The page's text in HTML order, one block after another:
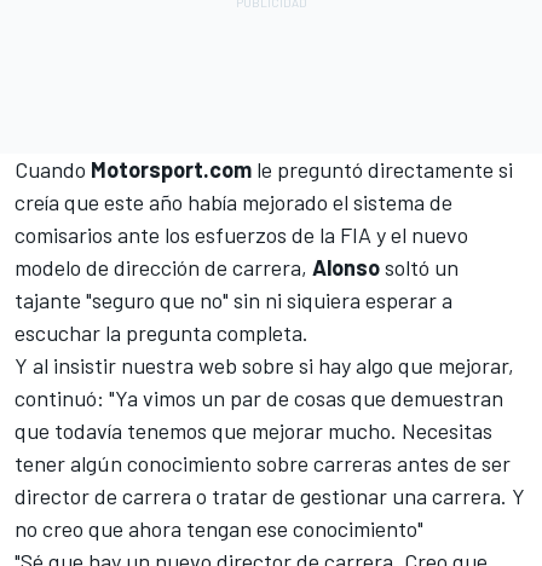
Cuando Motorsport.com le preguntó directamente si
creía que este año había mejorado el sistema de
comisarios ante los esfuerzos de la FIA y el nuevo
modelo de dirección de carrera, Alonsosoltó un
tajante "seguro que no" sin ni siquiera esperar a
escuchar la pregunta completa.
Y al insistir nuestra web sobre si hay algo que mejorar,
continuó: "Ya vimos un par de cosas que demuestran
que todavía tenemos que mejorar mucho. Necesitas
tener algún conocimiento sobre carreras antes de ser
director de carrera o tratar de gestionar una carrera. Y
no creo que ahora tengan ese conocimiento"